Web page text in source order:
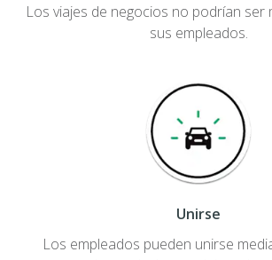
Los viajes de negocios no podrían ser
sus empleados.
Unirse
Los empleados pueden unirse